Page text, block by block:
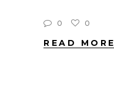
0 0
READ MORE